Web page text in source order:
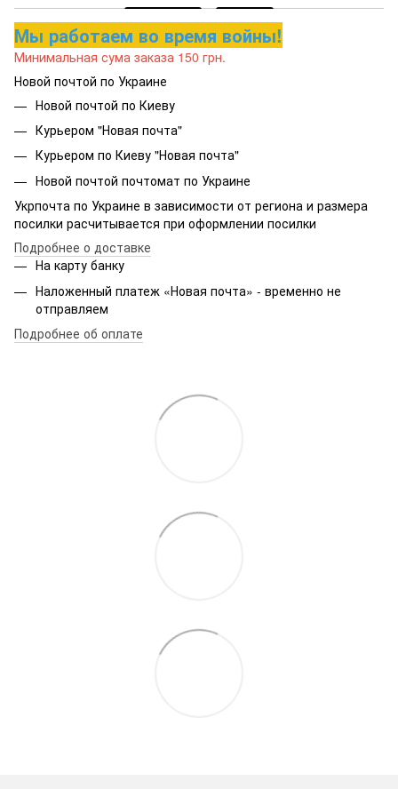
Мы работаем во время войны!
Минимальная сума заказа 150 грн.
Новой почтой по Украине
Новой почтой по Киеву
Курьером "Новая почта"
Курьером по Киеву "Новая почта"
Новой почтой почтомат по Украине
Укрпочта по Украине в зависимости от региона и размера
посилки расчитывается при оформлении посилки
Подробнее о доставке
На карту банку
Наложенный платеж «Новая почта» - временно не
отправляем
Подробнее об оплате